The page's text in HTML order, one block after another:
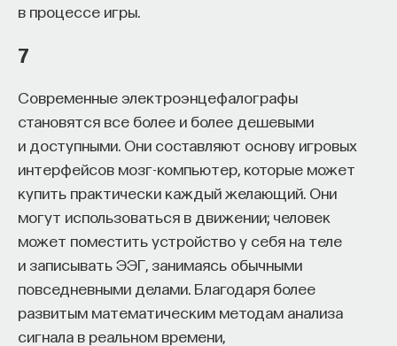
в процессе игры.
7
Современные электроэнцефалографы
становятся все более и более дешевыми
и доступными. Они составляют основу игровых
интерфейсов мозг-компьютер, которые может
купить практически каждый желающий. Они
могут использоваться в движении; человек
может поместить устройство у себя на теле
и записывать ЭЭГ, занимаясь обычными
повседневными делами. Благодаря более
развитым математическим методам анализа
сигнала в реальном времени,
меняют мир. В каждом выпуске — разговоры
с исследователями, предпринимателями,
инвесторами и изобретателями. За десятки
эпизодов Ивар обсудил большие языковые
модели вместе с Михаилом Бурцевым, цифровые
данные в фармацевтике с Ириной Ефименко,
агротехнологии с Михаилом Тавером и много
других тем — от коучинга до фармакогенетики.
В будущих выпусках их список будет только
расширяться — слушайте подкаст наYouTube
Яндекс Музыке,Apple Podcasts , VKиSpotify.